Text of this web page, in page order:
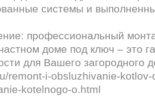
системы и
профессиональный
доме под ключ – это
для Вашего загородного
remont-i-obsluzhivanie-
kotelnogo-o.html